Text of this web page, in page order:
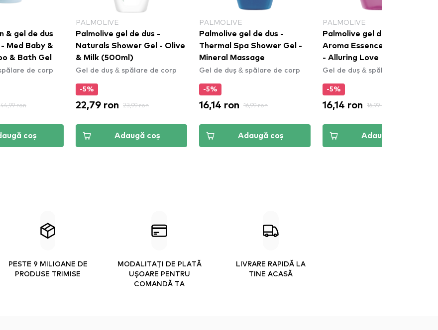
& gel de dus
Med Baby &
& Bath Gel
de corp
44,99 ron
coș
PALMOLIVE
Palmolive gel de dus -
Naturals Shower Gel - Olive
& Milk (500ml)
Gel de duș & spălare de corp
-5%
22,79 ron 23,99 ron
Adaugă coș
PALMOLIVE
Palmolive gel de dus -
Thermal Spa Shower Gel -
Mineral Massage
Gel de duș & spălare de corp
-5%
16,14 ron 16,99 ron
Adaugă coș
PALMOLIVE
Palmolive gel de dus -
Aroma Essence Shower Gel
- Alluring Love
Gel de duș & spălare de corp
-5%
16,14 ron 16,99 ron
Adaugă coș
PESTE 9 MILIOANE DE
PRODUSE TRIMISE
MODALITAȚI DE PLATĂ
UȘOARE PENTRU
COMANDĂ TA
LIVRARE RAPIDĂ LA
TINE ACASĂ